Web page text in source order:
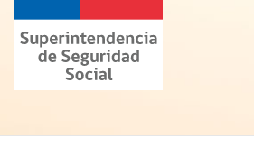
contenido
principal
Superintendencia
de
Seguridad
(SUSESO)